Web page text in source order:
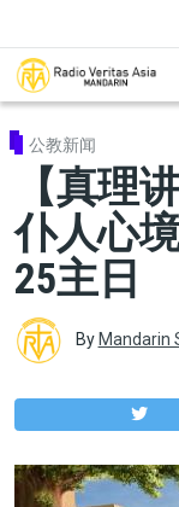
公教新闻
【真理
仆人心
25主日
By Mandarin